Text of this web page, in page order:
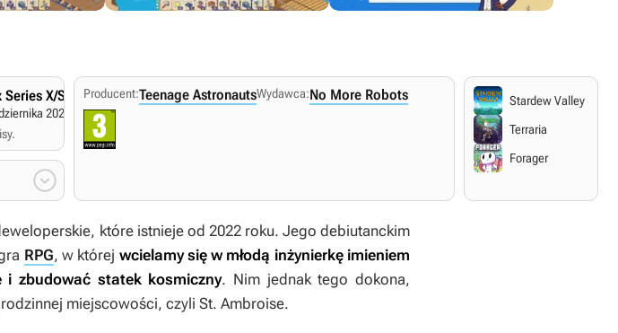
Series X/S
2025
PC Windows
Angielskie napisy.

Producent:Teenage AstronautsWydawca:No More Robots
Stardew Valley
Terraria
Forager
które istnieje od 2022 roku. Jego debiutanckim
RPG, w której wcielamy się w młodą inżynierkę imieniem
i zbudować statek kosmiczny. Nim jednak tego dokona,
miejscowości, czyli St. Ambroise.